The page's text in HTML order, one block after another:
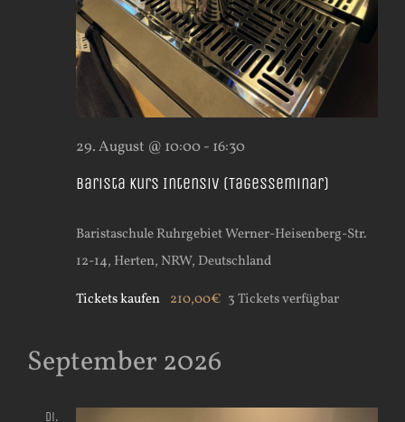
Barista Kurs Intensiv (Tagesseminar)
29. August @ 10:00- 16:30
Baristaschule RuhrgebietWerner-Heisenberg-Str.
12-14, Herten, NRW, Deutschland
Tickets kaufen 210,00€ 3 Tickets verfügbar
September 2026
Di.